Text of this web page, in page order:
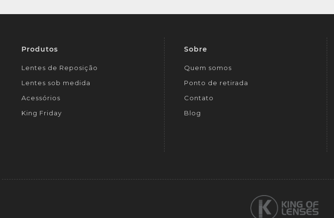
Produtos
Lentes de Reposição
Lentes sob medida
Acessórios
King Friday
Sobre
Quem somos
Ponto de retirada
Contato
Blog